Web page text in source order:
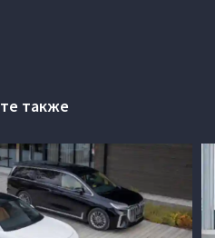
также